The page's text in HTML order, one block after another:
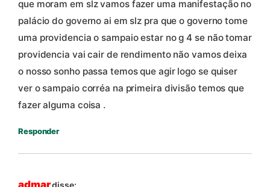
que moram em slz vamos fazer uma manifestação no
palácio do governo ai em slz pra que o governo tome
uma providencia o sampaio estar no g 4 se não tomar
providencia vai cair de rendimento não vamos deixa
o nosso sonho passa temos que agir logo se quiser
ver o sampaio corréa na primeira divisão temos que
fazer alguma coisa .
Responder
admardisse: